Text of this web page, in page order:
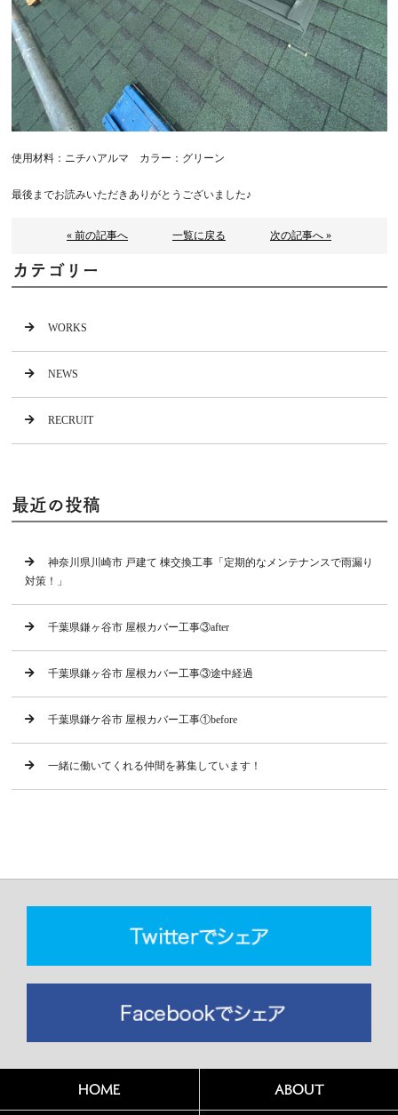
使用材料：ニチハアルマ カラー：グリーン
最後までお読みいただきありがとうございました♪
« 前の記事へ 一覧に戻る 次の記事へ »
カテゴリー
WORKS
NEWS
RECRUIT
最近の投稿
神奈川県川崎市 戸建て 棟交換工事「定期的なメンテナンスで雨漏り
対策！」
千葉県鎌ヶ谷市 屋根カバー工事③after
千葉県鎌ヶ谷市 屋根カバー工事③途中経過
千葉県鎌ケ谷市 屋根カバー工事①before
一緒に働いてくれる仲間を募集しています！
HOME ABOUT